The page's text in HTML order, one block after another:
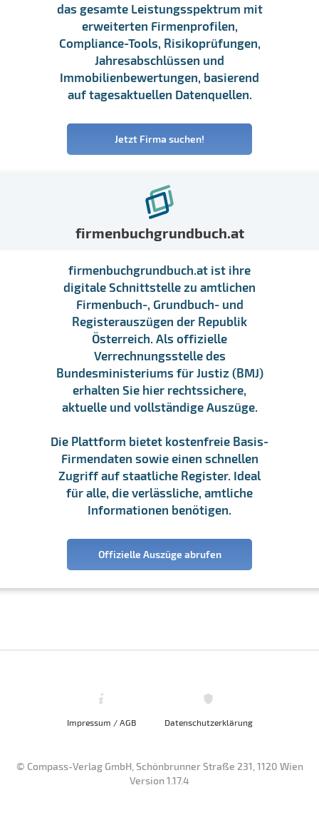
das gesamte Leistungsspektrum mit
erweiterten Firmenprofilen,
Compliance-Tools, Risikoprüfungen,
Jahresabschlüssen und
Immobilienbewertungen, basierend
auf tagesaktuellen Datenquellen.
Jetzt Firma suchen!
firmenbuchgrundbuch.at
firmenbuchgrundbuch.at ist ihre
digitale Schnittstelle zu amtlichen
Firmenbuch-, Grundbuch- und
Registerauszügen der Republik
Österreich. Als offizielle
Verrechnungsstelle des
Bundesministeriums für Justiz (BMJ)
erhalten Sie hier rechtssichere,
aktuelle und vollständige Auszüge.
Die Plattform bietet kostenfreie Basis-
Firmendaten sowie einen schnellen
Zugriff auf staatliche Register. Ideal
für alle, die verlässliche, amtliche
Informationen benötigen.
Offizielle Auszüge abrufen
Impressum / AGB Datenschutzerklärung
© Compass-Verlag GmbH, Schönbrunner Straße 231, 1120 Wien
Version 1.17.4